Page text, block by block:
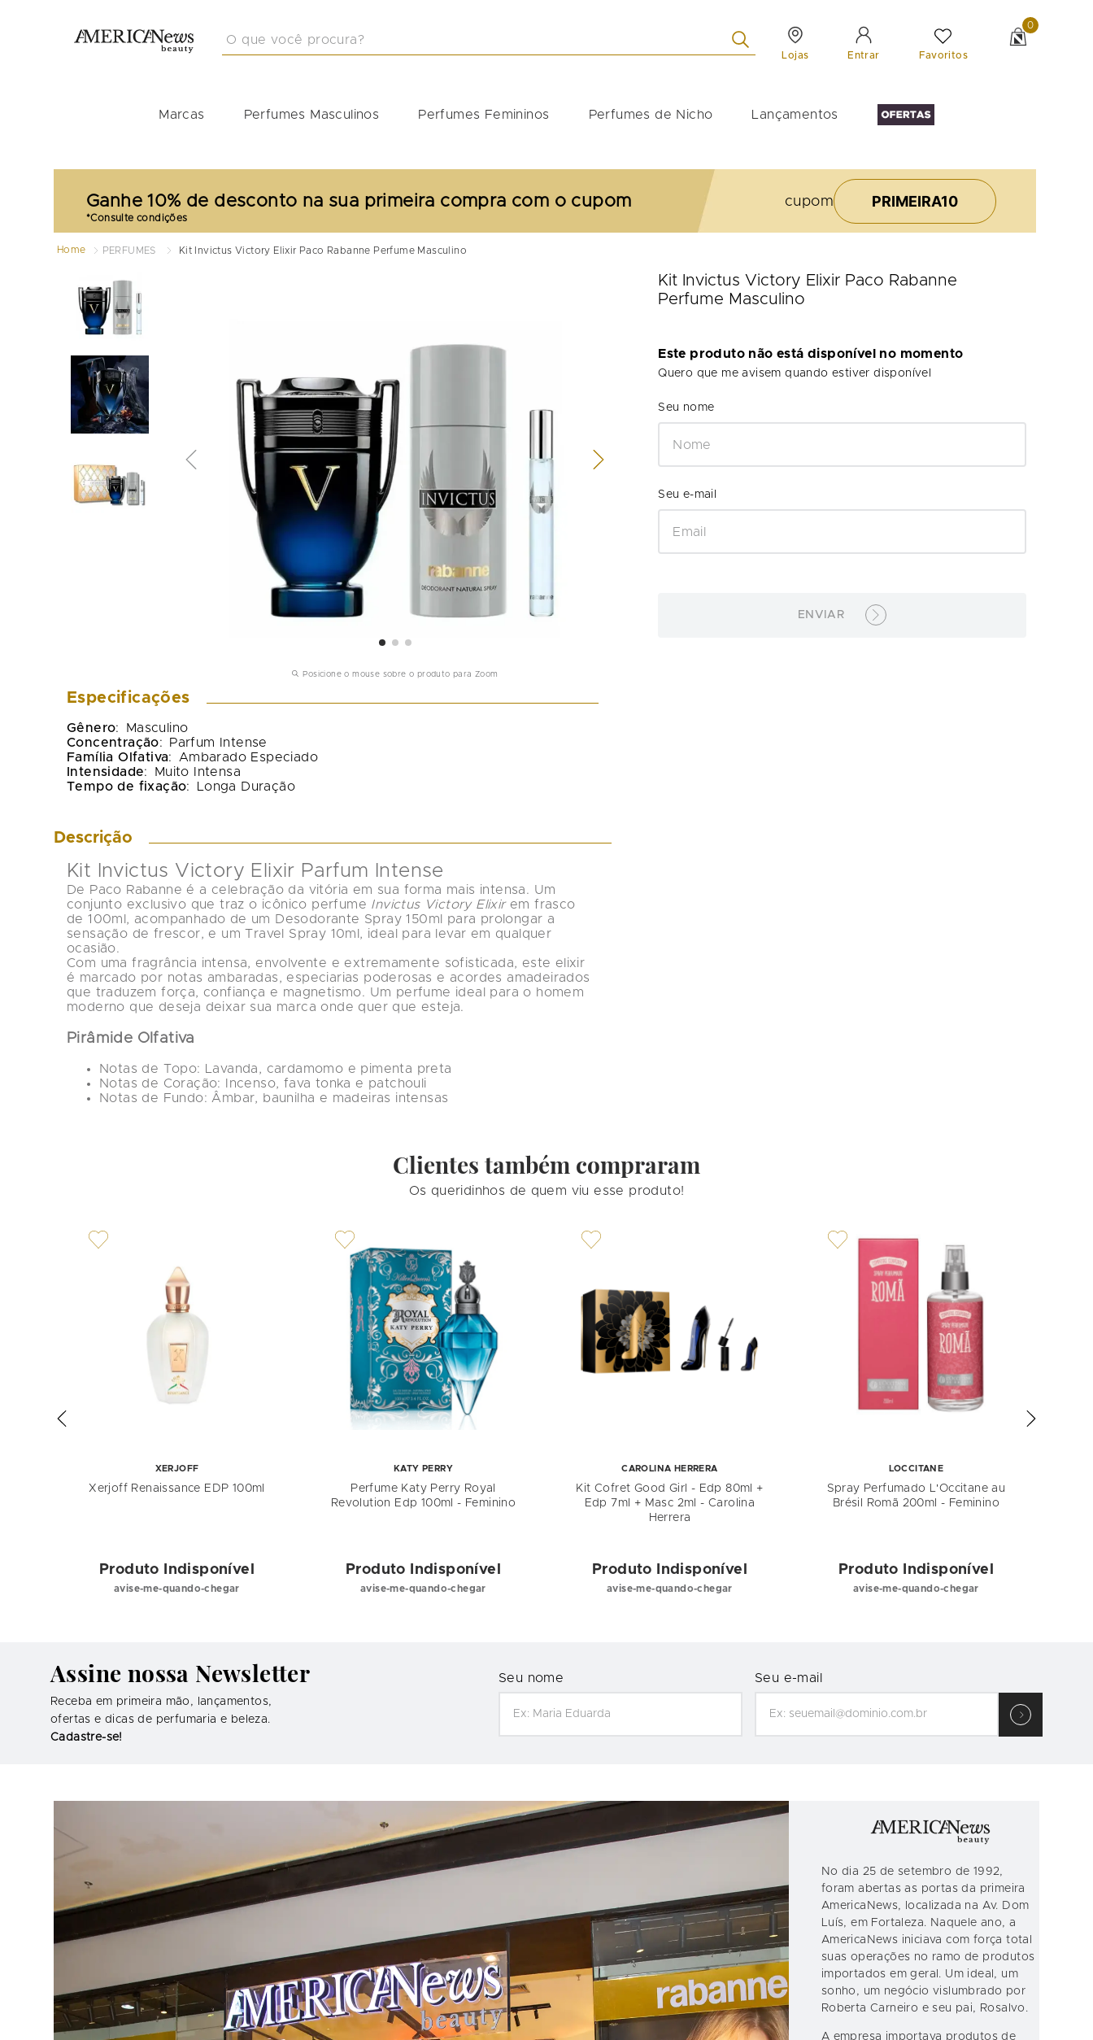
5 º
idole
Lojas Entrar Favoritos
0
Marcas Perfumes Masculinos Perfumes Femininos Perfumes de Nicho Lançamentos
Ganhe 10% de desconto na sua primeira compra com o cupom cupom PRIMEIRA10
Home PERFUMES Kit Invictus Victory Elixir Paco Rabanne Perfume Masculino
Posicione o mouse sobre o produto para Zoom
Especificações
Gênero:
Masculino
Concentração:
Parfum Intense
Família Olfativa:
Ambarado Especiado
Intensidade:
Muito Intensa
Tempo de fixação: Longa Duração
Descrição
Kit Invictus Victory Elixir Parfum Intense
De Paco Rabanne é a celebração da vitória em sua forma mais intensa. Um
conjunto exclusivo que traz o icônico perfume Invictus Victory Elixir em frasco
de 100ml, acompanhado de um Desodorante Spray 150ml
para prolongar a
sensação de frescor, e um Travel Spray 10ml , ideal para levar em qualquer
ocasião.
Com uma fragrância intensa, envolvente e extremamente sofisticada, este elixir
é marcado por notas ambaradas, especiarias poderosas e acordes amadeirados
que traduzem força, confiança e magnetismo. Um perfume ideal para o homem
moderno que deseja deixar sua marca onde quer que esteja.
Pirâmide Olfativa
Notas de Topo: Lavanda, cardamomo e pimenta preta
Notas de Coração:
Incenso, fava tonka e patchouli
Notas de Fundo: Âmbar, baunilha e madeiras intensas
Kit Invictus Victory Elixir Paco Rabanne
Perfume Masculino
Este produto não está disponível no momento
Quero que me avisem quando estiver disponível
ENVIAR
Clientes também compraram
Os queridinhos de quem viu esse produto!
XERJOFF
Xerjoff Renaissance EDP 100ml
Produto Indisponível
avise-me-quando-chegar
KATY PERRY
Perfume Katy Perry Royal
Revolution Edp 100ml - Feminino
Produto Indisponível
avise-me-quando-chegar
CAROLINA HERRERA
Kit Cofret Good Girl - Edp 80ml +
Edp 7ml + Masc 2ml - Carolina
Herrera
Produto Indisponível
avise-me-quando-chegar
LOCCITANE
Spray Perfumado L'Occitane au
Brésil Romã 200ml - Feminino
Produto Indisponível
avise-me-quando-chegar
Assine nossa Newsletter
Receba em primeira mão, lançamentos,
ofertas e dicas de perfumaria e beleza.
Cadastre-se!
Seu nome Seu e-mail
No dia 25 de setembro de 1992,
foram abertas as portas da primeira
AmericaNews, localizada na Av. Dom
Luís, em Fortaleza. Naquele ano, a
AmericaNews iniciava com força total
suas operações no ramo de produtos
importados em geral. Um ideal, um
sonho, um negócio vislumbrado por
Roberta Carneiro e seu pai, Rosalvo.
A empresa importava produtos de